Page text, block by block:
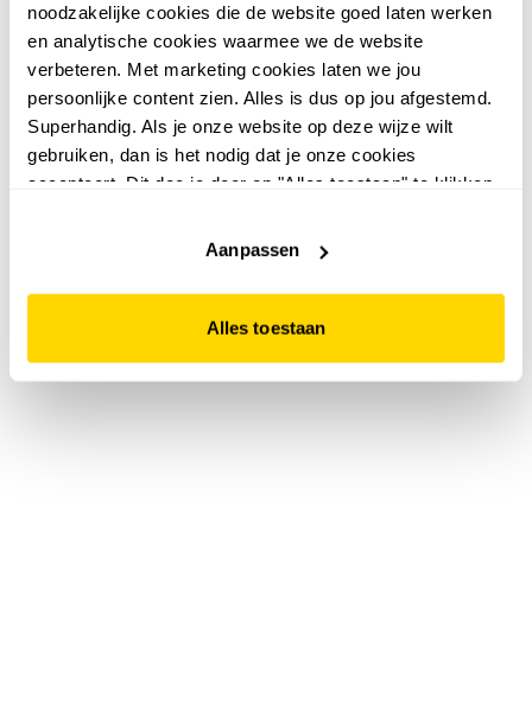
noodzakelijke cookies die de website goed laten werken
en analytische cookies waarmee we de website
verbeteren. Met marketing cookies laten we jou
persoonlijke content zien. Alles is dus op jou afgestemd.
Superhandig. Als je onze website op deze wijze wilt
gebruiken, dan is het nodig dat je onze cookies
accepteert. Dit doe je door op "Alles toestaan" te klikken.
website niet optimaal functioneert.
Aanpassen
Alles toestaan